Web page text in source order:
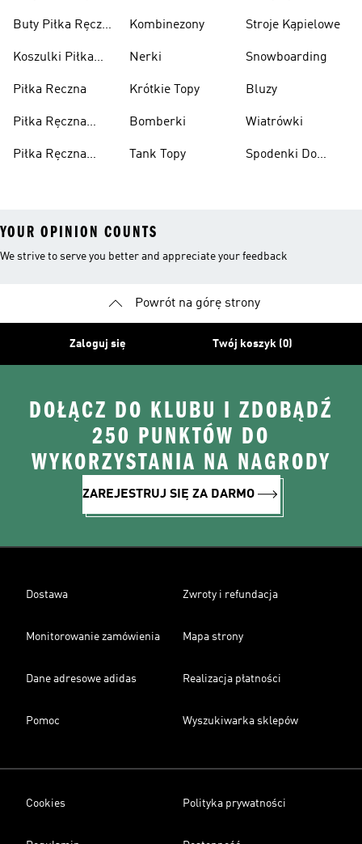
Buty Piłka Ręczna
Koszulki Piłka
Piłka Reczna
Piłka Ręczna
Piłka Ręczna
Kombinezony
Nerki
Krótkie Topy
Bomberki
Tank Topy
Stroje Kąpielowe
Snowboarding
Bluzy
Wiatrówki
Spodenki Do
YOUR OPINION COUNTS
We strive to serve you better and appreciate your feedback
Powrót na górę strony
Zaloguj się Twój koszyk (0)
DOŁĄCZ DO KLUBU I ZDOBĄDŹ
250 PUNKTÓW DO
WYKORZYSTANIA NA NAGRODY
ZAREJESTRUJ SIĘ ZA DARMO
Dostawa Zwroty i refundacja
Monitorowanie zamówienia Mapa strony
Dane adresowe adidas Realizacja płatności
Pomoc Wyszukiwarka sklepów
Cookies Polityka prywatności